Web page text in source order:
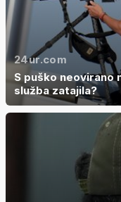
24ur.com
S puško neovirano
služba zatajila?